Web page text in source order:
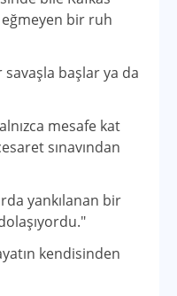
eğmeyen bir ruh
başlar ya da
mesafe kat
sınavından
yankılanan bir
kendisinden